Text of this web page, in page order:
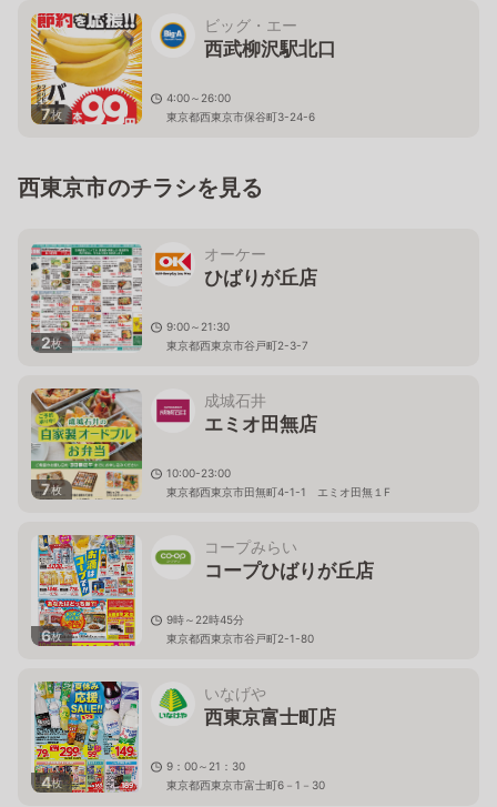
7枚
ビッグ・エー
西武柳沢駅北口
4:00～26:00
東京都西東京市保谷町3-24-6
西東京市のチラシを見る
2枚
オーケー
ひばりが丘店
9:00～21:30
東京都西東京市谷戸町2-3-7
7枚
成城石井
エミオ田無店
10:00-23:00
東京都西東京市田無町4-1-1 エミオ田無１F
6枚
コープみらい
コープひばりが丘店
9時～22時45分
東京都西東京市谷戸町2-1-80
4枚
いなげや
西東京富士町店
9：00～21：30
東京都西東京市富士町6－1－30